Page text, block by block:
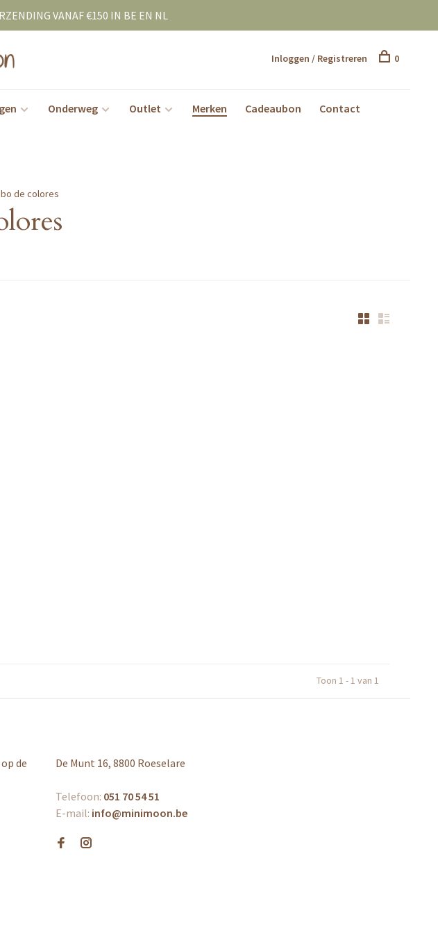
VANAF €150 IN BE EN NL
Onderweg Outlet Merken Cadeaubon Contact
Inloggen / Registreren 0
de colores
Toon 1 - 1 van 1
de
De Munt 16, 8800 Roeselare
Telefoon: 051 70 54 51
E-mail: info@minimoon.be